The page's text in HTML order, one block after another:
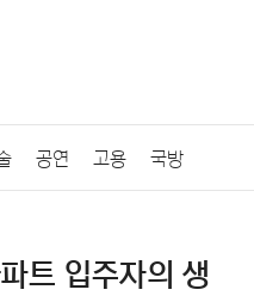
공연 고용 국방
암호화폐 블록체인
트 입주자의 생